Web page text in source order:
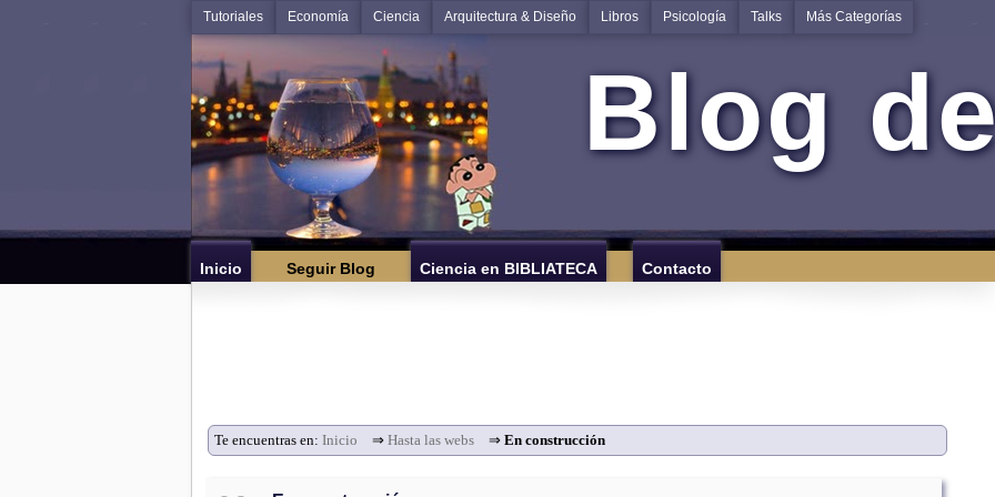
Tutoriales Economía Ciencia Arquitectura & Diseño Libros Psicología Talks Más Categorías
Blog
Inicio Seguir Blog Ciencia en BIBLIATECA Contacto
Te encuentras en: Inicio ⇒ Hasta las webs ⇒ En construcción